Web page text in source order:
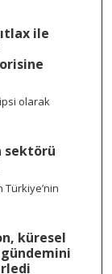
ile
olarak
sektörü
Türkiye’nin
küresel